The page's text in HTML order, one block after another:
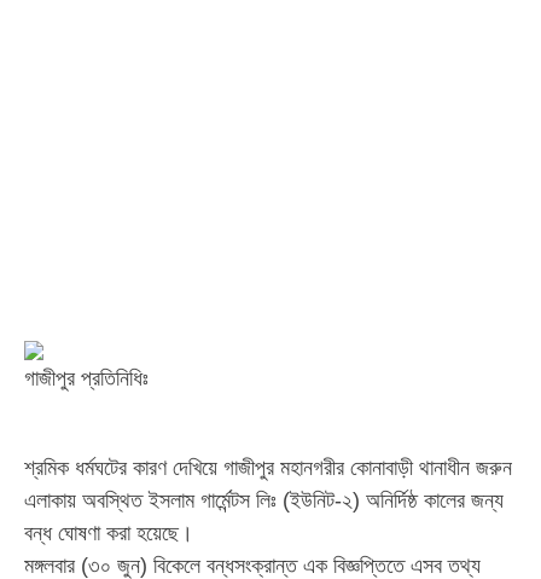
গাজীপুর প্রতিনিধিঃ
শ্রমিক ধর্মঘটের কারণ দেখিয়ে গাজীপুর মহানগরীর কোনাবাড়ী থানাধীন জরুন
এলাকায় অবস্থিত ইসলাম গার্মেন্টস লিঃ (ইউনিট-২) অনির্দিষ্ঠ কালের জন্য
বন্ধ ঘোষণা করা হয়েছে।
মঙ্গলবার (৩০ জুন) বিকেলে বন্ধসংক্রান্ত এক বিজ্ঞপ্তিতে এসব তথ্য